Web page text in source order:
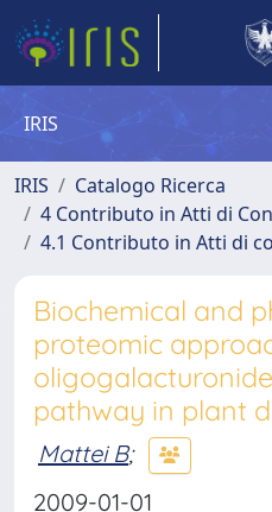
IRIS
IRIS
Catalogo Ricerca
4 Contributo in Atti di
4.1 Contributo in Atti di
Biochemical and
proteomic
pathway in plant
Mattei B;
2009-01-01